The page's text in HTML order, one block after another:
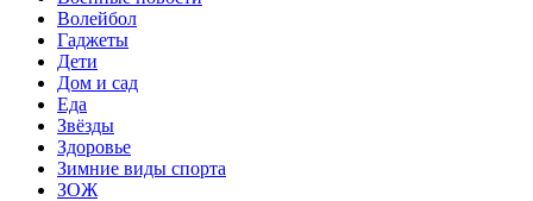
Волейбол
Гаджеты
Дети
Дом и сад
Еда
Звёзды
Здоровье
Зимние виды спорта
ЗОЖ